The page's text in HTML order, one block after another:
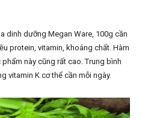
dinh dưỡng Megan Ware, 100g cần
protein, vitamin, khoáng chất. Hàm
này cũng rất cao. Trung bình
vitamin K cơ thể cần mỗi ngày.